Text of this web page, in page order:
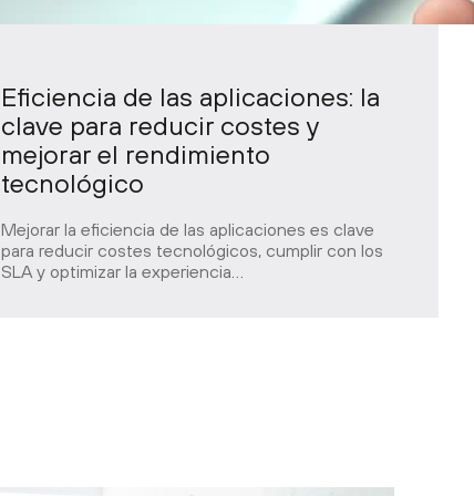
Eficiencia de las aplicaciones: la
clave para reducir costes y
mejorar el rendimiento
tecnológico
Mejorar la eficiencia de las aplicaciones es clave
para reducir costes tecnológicos, cumplir con los
SLA y optimizar la experiencia…